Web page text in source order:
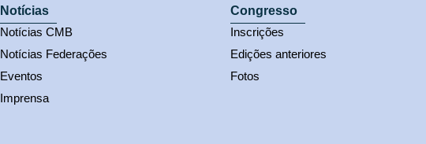
Notícias
Notícias CMB
Notícias Federações
Eventos
Imprensa
Congresso
Inscrições
Edições anteriores
Fotos